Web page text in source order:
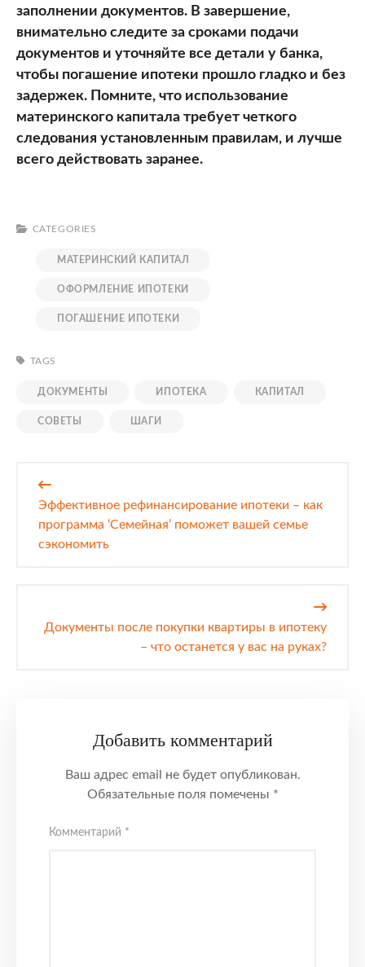
заполнении документов. В завершение,
внимательно следите за сроками подачи
документов и уточняйте все детали у банка,
чтобы погашение ипотеки прошло гладко и без
задержек. Помните, что использование
материнского капитала требует четкого
следования установленным правилам, и лучше
всего действовать заранее.
CATEGORIES
МАТЕРИНСКИЙ КАПИТАЛ
ОФОРМЛЕНИЕ ИПОТЕКИ
ПОГАШЕНИЕ ИПОТЕКИ
TAGS
ДОКУМЕНТЫ ИПОТЕКА КАПИТАЛ
СОВЕТЫ ШАГИ
записям
Эффективное рефинансирование ипотеки – как
программа ‘Семейная’ поможет вашей семье
сэкономить
Документы после покупки квартиры в ипотеку
– что останется у вас на руках?
Добавить комментарий
Ваш адрес email не будет опубликован.
Обязательные поля помечены *
Комментарий *